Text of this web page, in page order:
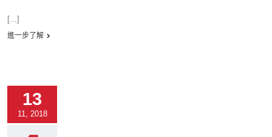
[...]
進一步了解
13
11, 2018